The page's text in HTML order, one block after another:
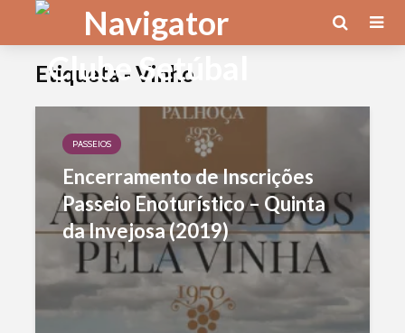
Etiqueta - Vinho
PASSEIOS
Encerramento de Inscrições
Passeio Enoturístico – Quinta
da Invejosa (2019)